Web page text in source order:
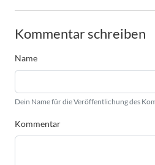
Kommentar schreiben
Name
Dein Name für die Veröffentlichung des
Kommentar